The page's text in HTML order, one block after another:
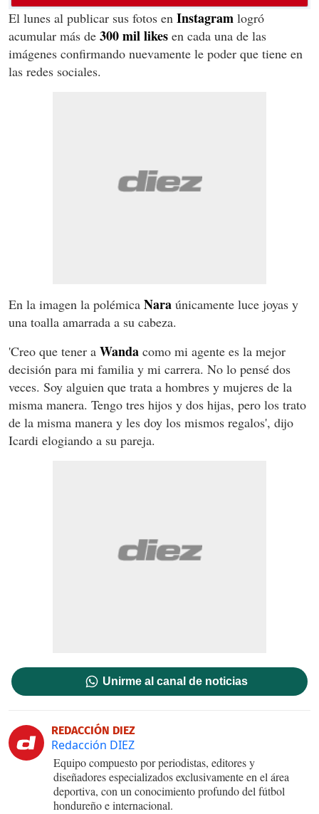
El lunes al publicar sus fotos en Instagram logró
acumular más de 300 mil likes en cada una de las
imágenes confirmando nuevamente le poder que tiene en
las redes sociales.
En la imagen la polémica Nara únicamente luce joyas y
una toalla amarrada a su cabeza.
'Creo que tener a Wanda como mi agente es la mejor
decisión para mi familia y mi carrera. No lo pensé dos
veces. Soy alguien que trata a hombres y mujeres de la
misma manera. Tengo tres hijos y dos hijas, pero los trato
de la misma manera y les doy los mismos regalos', dijo
Icardi elogiando a su pareja.
Unirme al canal de noticias
REDACCIÓN DIEZ
Redacción DIEZ
Equipo compuesto por periodistas, editores y
diseñadores especializados exclusivamente en el área
deportiva, con un conocimiento profundo del fútbol
hondureño e internacional.